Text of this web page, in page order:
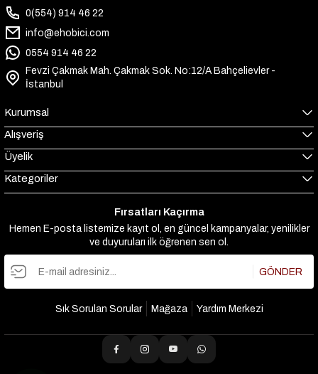
0(554) 914 46 22
info@ehobici.com
0554 914 46 22
Fevzi Çakmak Mah. Çakmak Sok. No:12/A Bahçelievler -
İstanbul
Kurumsal
Alışveriş
Üyelik
Kategoriler
Fırsatları Kaçırma
Hemen E-posta listemize kayıt ol, en güncel kampanyalar, yenilikler
ve duyuruları ilk öğrenen sen ol.
GÖNDER
Sık Sorulan Sorular Mağaza Yardım Merkezi